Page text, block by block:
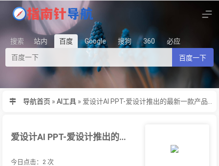
搜索 站内 百度 Google 搜狗 360 必应
百度一下
导航首页 » AI工具 »
爱设计AI PPT-爱设计推出的最新一款产品，A...
今日点击：2 次